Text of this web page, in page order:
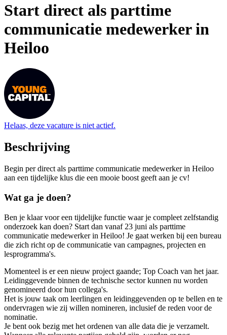
Start direct als parttime
communicatie medewerker in
Heiloo
Helaas, deze vacature is niet actief.
Beschrijving
Begin per direct als parttime communicatie medewerker in Heiloo
aan een tijdelijke klus die een mooie boost geeft aan je cv!
Wat ga je doen?
Ben je klaar voor een tijdelijke functie waar je compleet zelfstandig
onderzoek kan doen? Start dan vanaf 23 juni als parttime
communicatie medewerker in Heiloo! Je gaat werken bij een bureau
die zich richt op de communicatie van campagnes, projecten en
lesprogramma's.
Momenteel is er een nieuw project gaande; Top Coach van het jaar.
Leidinggevende binnen de technische sector kunnen nu worden
genomineerd door hun collega's.
Het is jouw taak om leerlingen en leidinggevenden op te bellen en te
ondervragen wie zij willen nomineren, inclusief de reden voor de
nominatie.
Je bent ook bezig met het ordenen van alle data die je verzamelt.